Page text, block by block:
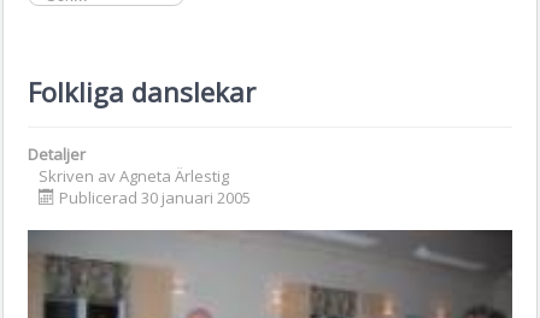
Folkliga danslekar
Detaljer
Skriven avAgneta Ärlestig
Publicerad 30 januari 2005